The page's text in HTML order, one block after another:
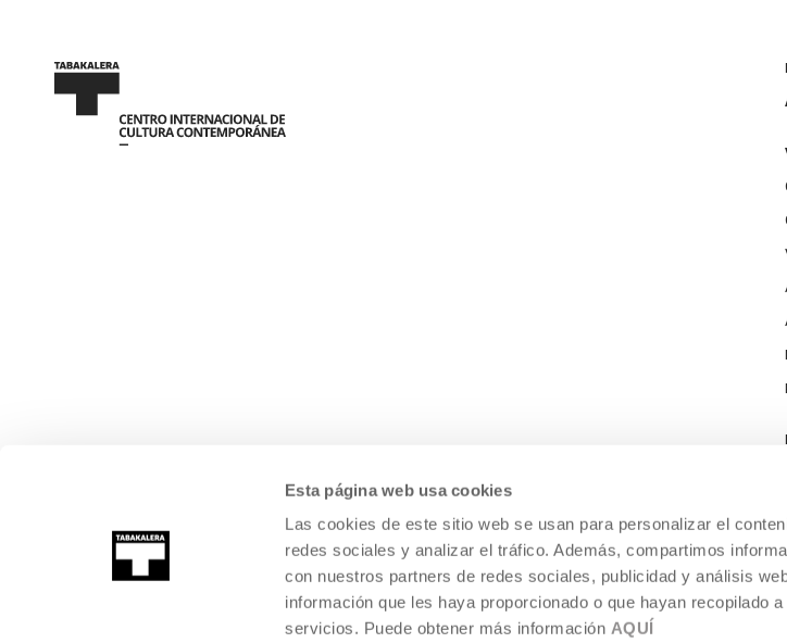
Esta página web usa cookies
Las cookies de este sitio web se usan para personalizar el
redes sociales y analizar el tráfico. Además, compartimos
con nuestros partners de redes sociales, publicidad y análisis
información que les haya proporcionado o que hayan recopilado
servicios. Puede obtener más información AQUÍ